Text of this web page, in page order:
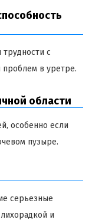
с
проблем в уретре.
области
особенно если
пузыре.
серьезные
и